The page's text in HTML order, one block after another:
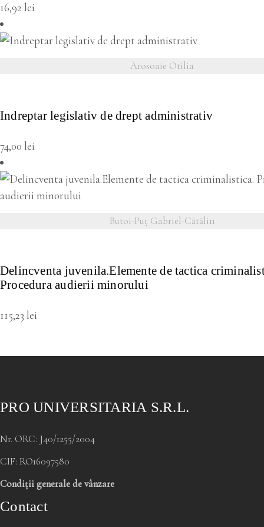
16,92 lei
Arosoaie Otilia
Indreptar legislativ de drept administrativ
74,00 lei
Butoi-Puț Gabriel-Cătălin
Delincventa juvenila.Elemente de tactica
Procedura audierii minorului
115,23 lei
PRO UNIVERSITARIA S.R.L.
Nr. ORC: J40/1255/2004
CIF: RO16097580
Condiții generale de vânzare
Contact